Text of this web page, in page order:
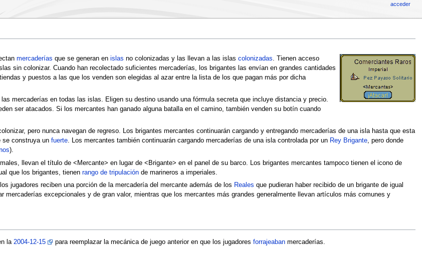
mercaderías que se generan en islas no colonizadas y las llevan a las islas colonizadas . Tienen acceso
sin colonizar. Cuando han recolectado suficientes mercaderías, los brigantes las envían en grandes cantidades
tiendas y puestos a las que los venden son elegidas al azar entre la lista de los que pagan más por dicha
mercaderías en todas las islas. Eligen su destino usando una fórmula secreta que incluye distancia y precio.
ser atacados. Si los mercantes han ganado alguna batalla en el camino, también venden su botín cuando
pero nunca navegan de regreso. Los brigantes mercantes continuarán cargando y entregando mercaderías de una isla hasta que esta
construya un fuerte. Los mercantes también continuarán cargando mercaderías de una isla controlada por un Rey Brigante, pero donde
).
llevan el título de <Mercante> en lugar de <Brigante> en el panel de su barco. Los brigantes mercantes tampoco tienen el icono de
que los brigantes, tienen rango de tripulaciónde marineros a imperiales.
jugadores reciben una porción de la mercadería del mercante además de los Reales que pudieran haber recibido de un brigante de igual
mercaderías excepcionales y de gran valor, mientras que los mercantes más grandes generalmente llevan artículos más comunes y
la 2004-12-15 para reemplazar la mecánica de juego anterior en que los jugadores forrajeabanmercaderías.
acceder